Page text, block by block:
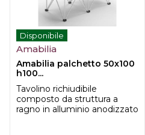
Disponibile
Amabilia
Amabilia palchetto 50x100
h100...
Tavolino richiudibile
composto da struttura a
ragno in alluminio anodizzato